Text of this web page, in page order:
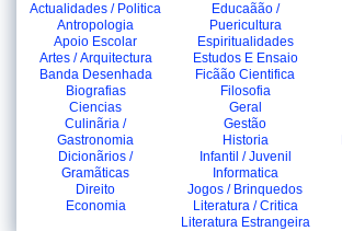
Actualidades / Politica
Antropologia
Apoio Escolar
Artes / Arquitectura
Banda Desenhada
Biografias
Ciencias
Culinãria /
Gastronomia
Dicionãrios /
Gramãticas
Direito
Economia
Educaãão /
Puericultura
Espiritualidades
Estudos E Ensaio
Ficãão Cientifica
Filosofia
Geral
Gestão
Historia
Infantil / Juvenil
Informatica
Jogos / Brinquedos
Literatura / Critica
Literatura Estrangeira